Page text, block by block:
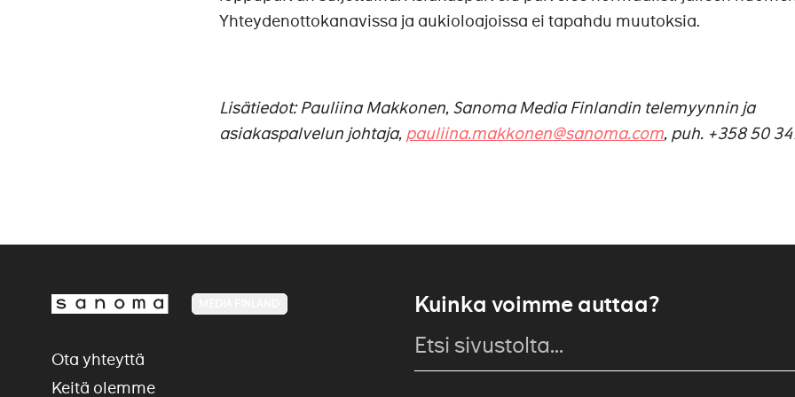
Yhteydenottokanavissa ja aukioloajoissa ei tapahdu muutoksia.
Lisätiedot: Pauliina Makkonen, Sanoma Media Finlandin telemyynnin ja
asiakaspalvelun johtaja, pauliina.makkonen@sanoma.com, puh. +358 50
Kuinka voimme auttaa?
Ota yhteyttä
Keitä olemme